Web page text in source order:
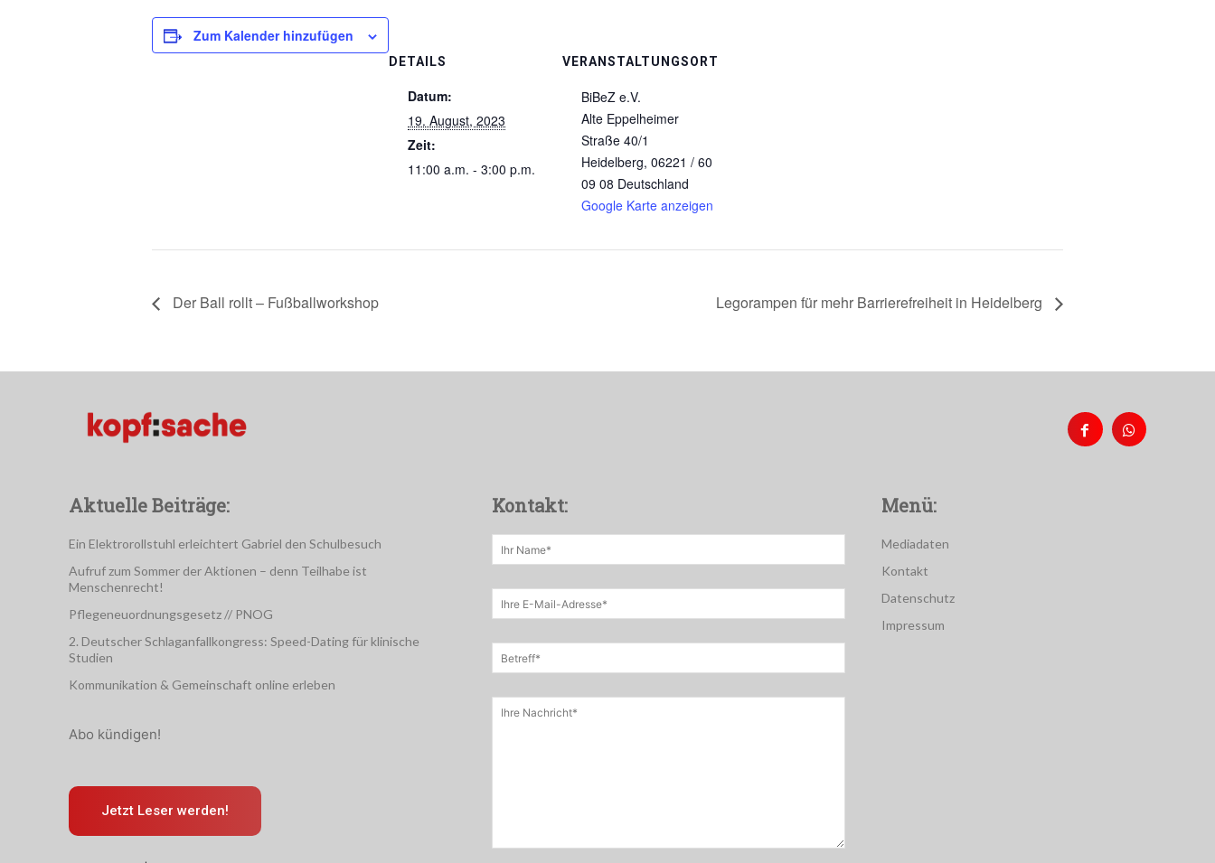
Zum Kalender hinzufügen
DETAILS
Datum:
19. August, 2023
Zeit:
11:00 a.m. - 3:00 p.m.
VERANSTALTUNGSORT
BiBeZ e.V.
Alte Eppelheimer
Straße 40/1
Heidelberg, 06221 / 60
09 08 Deutschland
Google Karte anzeigen
Der Ball rollt – Fußballworkshop Legorampen für mehr Barrierefreiheit in Heidelberg
Aktuelle Beiträge:
Ein Elektrorollstuhl erleichtert Gabriel den Schulbesuch
Aufruf zum Sommer der Aktionen – denn Teilhabe ist
Menschenrecht!
Pflegeneuordnungsgesetz // PNOG
2. Deutscher Schlaganfallkongress: Speed-Dating für klinische
Studien
Kommunikation & Gemeinschaft online erleben
Abo kündigen!
Jetzt Leser werden!
Kontakt: Menü:
Mediadaten
Kontakt
Datenschutz
Impressum